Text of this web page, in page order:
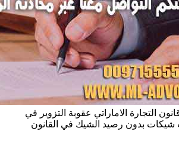
التجارة الاماراتي عقوبة التزوير في
شيكات بدون رصيد الشيك في القانون